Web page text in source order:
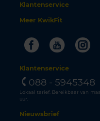
Klantenservice
Meer KwikFit
Facebook
Klantenservice
088 - 5945348
Lokaal tarief. Bereikbaar van
uur.
Nieuwsbrief